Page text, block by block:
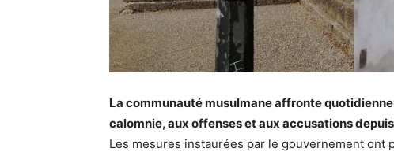
La communauté musulmane affronte
calomnie, aux offenses et aux accusations
Les mesures instaurées par le gouvernement ont